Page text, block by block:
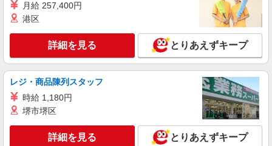
月給 257,400円
港区
詳細を見る とりあえずキープ
レジ・商品陳列スタッフ
時給 1,180円
堺市堺区
詳細を見る とりあえずキープ